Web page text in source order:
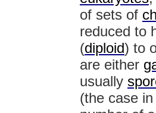
of sets of
reduced to
(diploid) to
are either
usually
(the case